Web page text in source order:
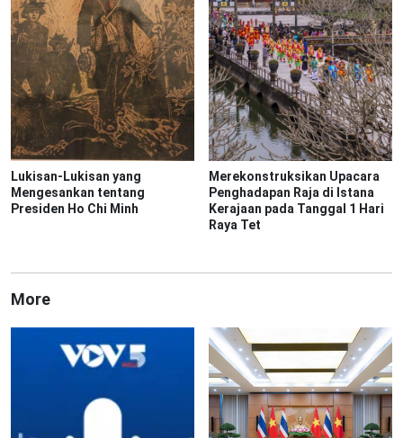
Lukisan-Lukisan yang
Mengesankan tentang
Presiden Ho Chi Minh
Merekonstruksikan Upacara
Penghadapan Raja di Istana
Kerajaan pada Tanggal 1 Hari
Raya Tet
More